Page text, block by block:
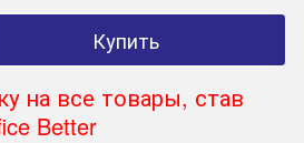
Купить
на все товары, став
Better